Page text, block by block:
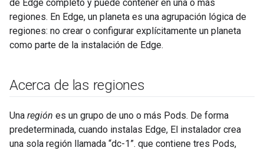
de Edge completo y puede contener en una o más
regiones. En Edge, un planeta es una agrupación lógica de
regiones: no crear o configurar explícitamente un planeta
como parte de la instalación de Edge.
Acerca de las regiones
Una región es un grupo de uno o más Pods. De forma
predeterminada, cuando instalas Edge, El instalador crea
una sola región llamada “dc-1”. que contiene tres Pods,